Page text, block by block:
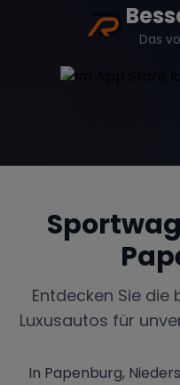
Das
Entdecken Sie
Luxusautos für
In Papenburg,